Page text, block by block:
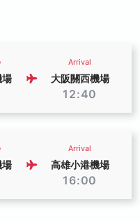
場
Arrival
大阪關西機場
12:40
場
Arrival
高雄小港機場
16:00